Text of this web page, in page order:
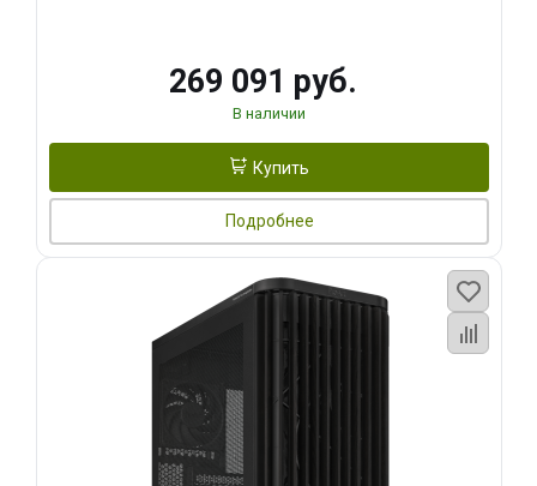
269 091 руб.
В наличии
Купить
Подробнее